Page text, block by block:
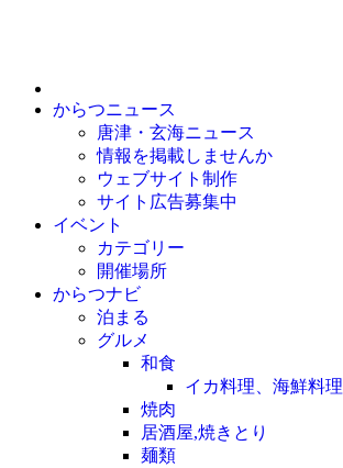
からつニュース
唐津・玄海ニュース
情報を掲載しませんか
ウェブサイト制作
サイト広告募集中
イベント
カテゴリー
開催場所
からつナビ
泊まる
グルメ
和食
イカ料理、海鮮料理
焼肉
居酒屋,焼きとり
麺類